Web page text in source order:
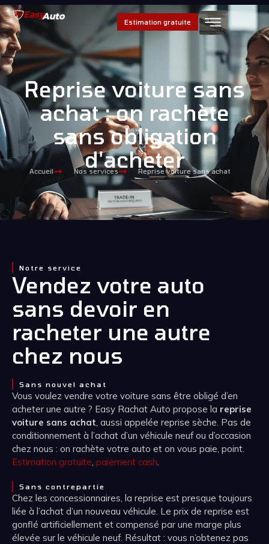
Estimation gratuite
Reprise voiture sans
achat : on rachète
sans obligation
d'acheter
Accueil Nos services Reprise voiture sans achat
Notre service
Vendez votre auto
sans devoir en
racheter une autre
chez nous
Sans nouvel achat
Vous voulez vendre votre voiture sans être obligé d’en
acheter une autre ? Easy Rachat Auto propose la reprise
voiture sans achat, aussi appelée reprise sèche. Pas de
conditionnement à l’achat d’un véhicule neuf ou d’occasion
chez nous : on rachète votre auto et on vous paie, point.
Estimation gratuite, paiement cash.
Sans contrepartie
Chez les concessionnaires, la reprise est presque toujours
liée à l’achat d’un nouveau véhicule. Le prix de reprise est
gonflé artificiellement et compensé par une marge plus
élevée sur le véhicule neuf. Résultat : vous n’obtenez pas